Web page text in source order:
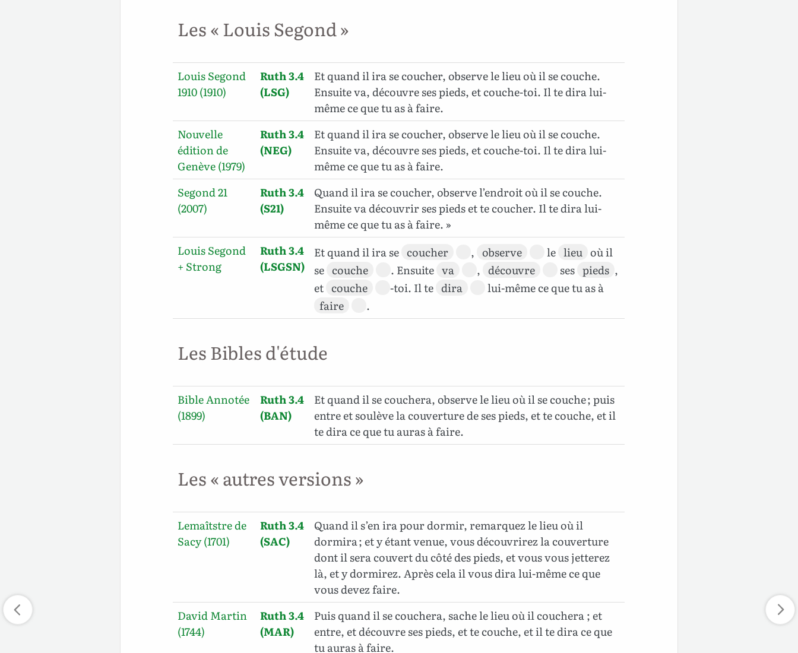
Les « Louis Segond »
Louis Segond
1910 (1910)
Ruth 3.4
(LSG)
Et quand il ira se coucher, observe le lieu où il se couche.
Ensuite va, découvre ses pieds, et couche-toi. Il te dira lui-
même ce que tu as à faire.
Nouvelle
édition de
Genève (1979)
Ruth 3.4
(NEG)
Et quand il ira se coucher, observe le lieu où il se couche.
Ensuite va, découvre ses pieds, et couche-toi. Il te dira lui-
même ce que tu as à faire.
Segond 21
(2007)
Ruth 3.4
(S21)
Quand il ira se coucher, observe l’endroit où il se couche.
Ensuite va découvrir ses pieds et te coucher. Il te dira lui-
même ce que tu as à faire. »
Louis Segond
+ Strong
Ruth 3.4
(LSGSN)
Et quand il ira se coucher , observe le lieu où il
se couche . Ensuite va , découvre ses pieds ,
et couche -toi. Il te dira
lui-même ce que tu as à
faire
.
Les Bibles d'étude
Bible Annotée
(1899)
Ruth 3.4
(BAN)
Et quand il se couchera, observe le lieu où il se couche ; puis
entre et soulève la couverture de ses pieds, et te couche, et il
te dira ce que tu auras à faire.
Les « autres versions »
Lemaîtstre de
Sacy (1701)
Ruth 3.4
(SAC)
Quand il s’en ira pour dormir, remarquez le lieu où il
dormira ; et y étant venue, vous découvrirez la couverture
dont il sera couvert du côté des pieds, et vous vous jetterez
là, et y dormirez. Après cela il vous dira lui-même ce que
vous devez faire.
David Martin
(1744)
Ruth 3.4
(MAR)
Puis quand il se couchera, sache le lieu où il couchera ; et
entre, et découvre ses pieds, et te couche, et il te dira ce que
tu auras à faire.